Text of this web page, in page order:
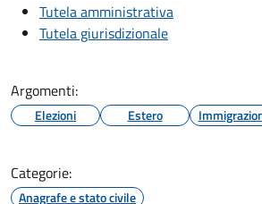
Tutela amministrativa
Tutela giurisdizionale
Argomenti:
Elezioni Estero
Categorie:
Anagrafe e stato civile